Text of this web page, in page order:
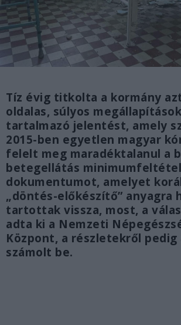
Tíz évig titkolta a kormány
oldalas, súlyos
tartalmazó jelentést, amely
2015-ben egyetlen magyar
felelt meg maradéktalanul a
betegellátás
dokumentumot, amelyet
„döntés-előkészítő” anyagra
tartottak vissza, most, a
adta ki a Nemzeti
Központ, a részletekről pedig
számolt be.